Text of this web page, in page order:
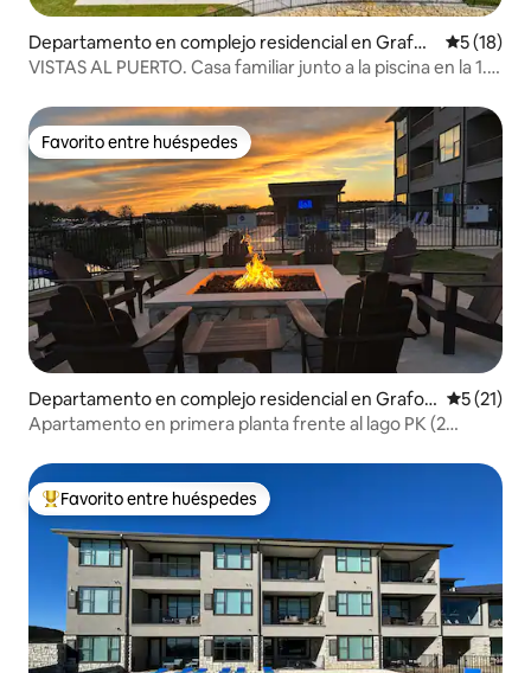
Departamento en complejo residencial en Grafor
d
5 (18)
VISTAS AL PUERTO. Casa familiar junto a la piscina en la 1.ª
Favorito entre huéspedes
Favorito entre huéspedes
Departamento en complejo residencial en Grafor
d
5 (21)
Apartamento en primera planta frente al lago PK (2
Favorito entre los huéspedes más destacados
Favorito entre huéspedes